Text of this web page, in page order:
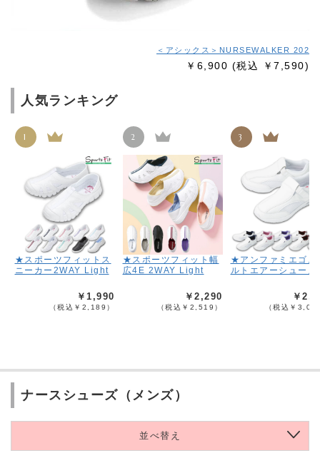
＜アシックス＞NURSEWALKER 202
￥6,900 (税込 ￥7,590)
人気ランキング
1
★スポーツフィットス
ニーカー2WAY Light
￥1,990
（税込￥2,189）
2
★スポーツフィット幅
広4E 2WAY Light
￥2,290
（税込￥2,519）
3
★アンファミエゴム
ルトエアーシューズ
￥
（税込￥
ナースシューズ（メンズ）
並べ替え